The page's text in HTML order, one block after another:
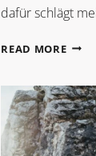
dafür schlägt
READ MORE